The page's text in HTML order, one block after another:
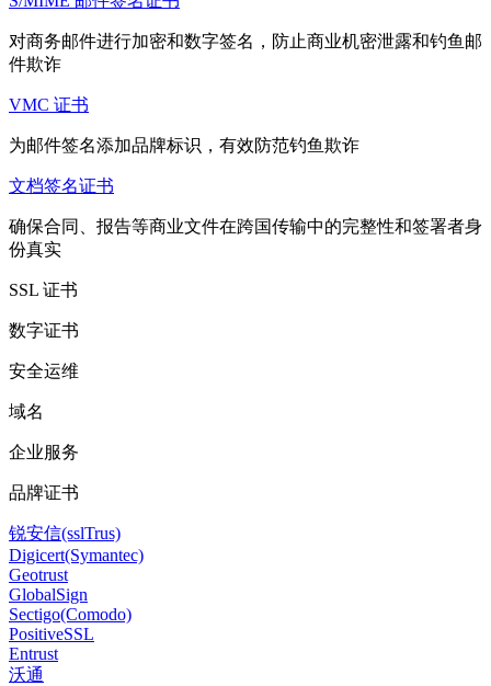
对商务邮件进行加密和数字签名，防止商业机密泄露和钓鱼邮
件欺诈
VMC 证书
为邮件签名添加品牌标识，有效防范钓鱼欺诈
文档签名证书
确保合同、报告等商业文件在跨国传输中的完整性和签署者身
份真实
SSL 证书
数字证书
安全运维
域名
企业服务
品牌证书
锐安信(sslTrus)
Digicert(Symantec)
Geotrust
GlobalSign
Sectigo(Comodo)
PositiveSSL
Entrust
沃通